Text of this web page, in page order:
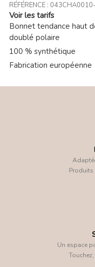
RÉFÉRENCE :
Voir les tarifs
Bonnet tendance haut
doublé polaire
100 % synthétique
Fabrication européenne
Produits
Un espace